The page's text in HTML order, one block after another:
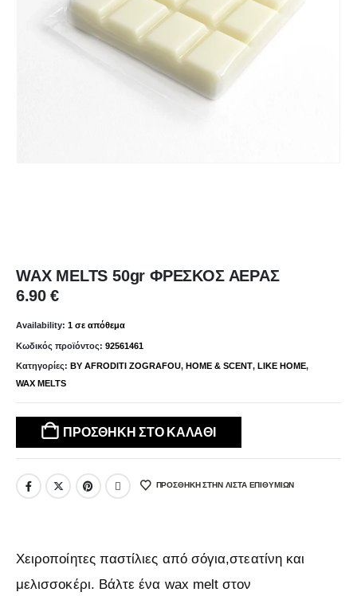
WAX MELTS 50gr ΦΡΕΣΚΟΣ ΑΕΡΑΣ
6.90€
Availability: 1 σε απόθεμα
Κωδικός προϊόντος: 92561461
Κατηγορίες: BY AFRODITI ZOGRAFOU, HOME & SCENT, LIKE HOME,
WAX MELTS
ΠΡΟΣΘΉΚΗ ΣΤΟ ΚΑΛΆΘΙ
ΠΡΌΣΘΉΚΗ ΣΤΗΝ ΛΊΣΤΑ ΕΠΙΘΥΜΙΏΝ
Χειροποίητες παστίλιες από σόγια,στεατίνη και
μελισσοκέρι. Βάλτε ένα wax melt στον
Γ.Ε.ΜΗ 055322409000 Α.Φ.Μ 044609060
Πολιτική Απορρήτου
Πολιτική Επιστροφής
Τρόποι Πληρωμών & Αποστολών
Διεύθυνση : Αραπάκη 67 Καλλιθέα Τκ.17676